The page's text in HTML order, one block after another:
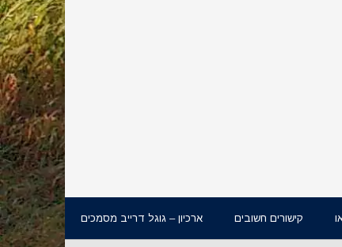
קישורים חשובים ארכיון – גוגל דרייב מסמכים